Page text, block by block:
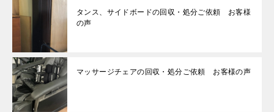
タンス、サイドボードの回収・処分ご依頼 お客様
の声
マッサージチェアの回収・処分ご依頼 お客様の声